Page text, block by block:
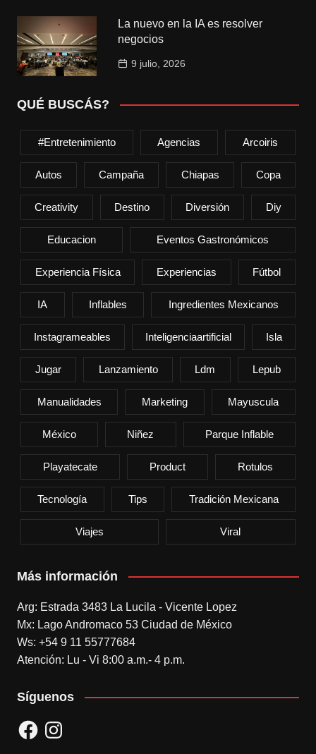
La nuevo en la IA es resolver
negocios
9 julio, 2026
QUÉ BUSCÁS?
#entretenimiento Agencias Arcoiris
Autos Campaña Chiapas Copa
Creativity Destino Diversión Diy
Educacion Eventos Gastronómicos
Experiencia Física Experiencias Fútbol
IA Inflables Ingredientes Mexicanos
Instagrameables Inteligenciaartificial Isla
Jugar Lanzamiento Ldm Lepub
Manualidades Marketing Mayuscula
México Niñez Parque Inflable
Playatecate Product Rotulos
Tecnología Tips Tradición Mexicana
Viajes Viral
Más información
Arg: Estrada 3483 La Lucila - Vicente Lopez
Mx: Lago Andromaco 53 Ciudad de México
Ws: +54 9 11 55777684
Atención: Lu - Vi 8:00 a.m.- 4 p.m.
Síguenos
FacebookInstagram